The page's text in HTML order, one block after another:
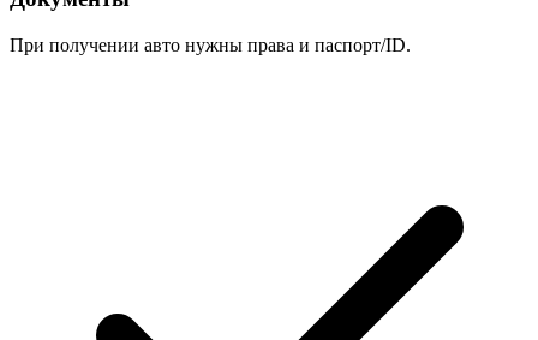
При получении авто нужны права и паспорт/ID.